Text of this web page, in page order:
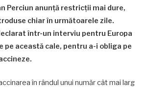
Perciun anunță restricții mai dure,
chiar în următoarele zile.
într-un interviu pentru Europa
pe această cale, pentru a-i obliga pe
în rândul unui număr cât mai larg